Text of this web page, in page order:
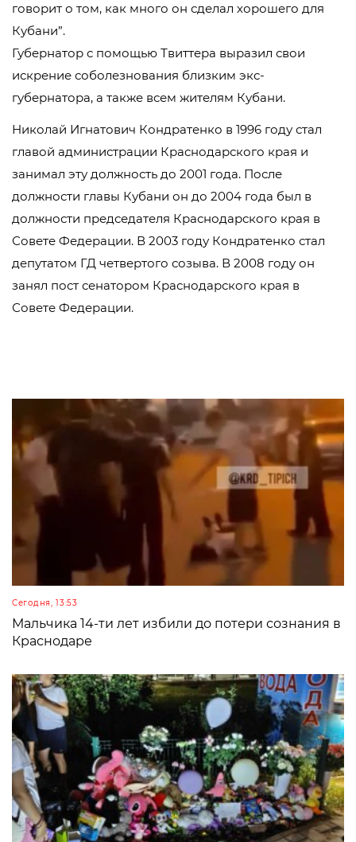
говорит о том, как много он сделал хорошего для
Кубани”.
Губернатор с помощью Твиттера выразил свои
искрение соболезнования близким экс-
губернатора, а также всем жителям Кубани.
Николай Игнатович Кондратенко в 1996 году стал
главой администрации Краснодарского края и
занимал эту должность до 2001 года. После
должности главы Кубани он до 2004 года был в
должности председателя Краснодарского края в
Совете Федерации. В 2003 году Кондратенко стал
депутатом ГД четвертого созыва. В 2008 году он
занял пост сенатором Краснодарского края в
Совете Федерации.
Сегодня, 13:53
Мальчика 14-ти лет избили до потери сознания в
Краснодаре